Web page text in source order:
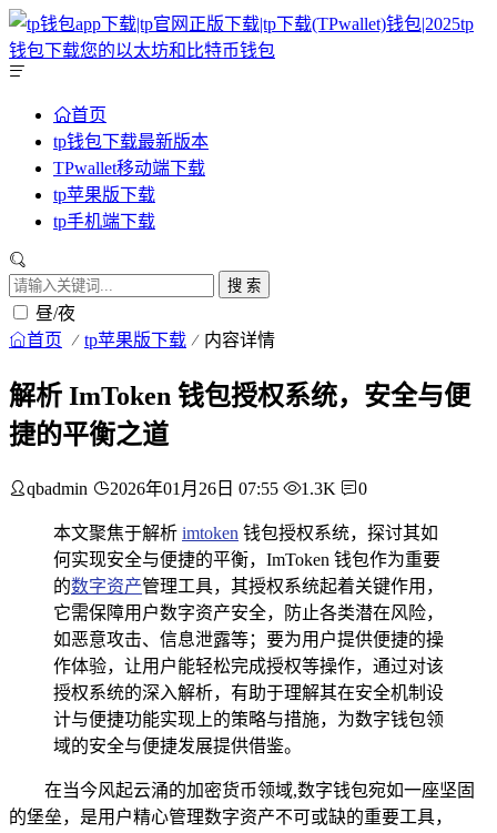
首页
tp钱包下载最新版本
TPwallet移动端下载
tp苹果版下载
tp手机端下载
搜 索
昼/夜
首页 tp苹果版下载 内容详情
解析 ImToken 钱包授权系统，安全与便
捷的平衡之道
qbadmin 2026年01月26日 07:55 1.3K 0
本文聚焦于解析 imtoken 钱包授权系统，探讨其如
何实现安全与便捷的平衡，ImToken 钱包作为重要
的数字资产管理工具，其授权系统起着关键作用，
它需保障用户数字资产安全，防止各类潜在风险，
如恶意攻击、信息泄露等；要为用户提供便捷的操
作体验，让用户能轻松完成授权等操作，通过对该
授权系统的深入解析，有助于理解其在安全机制设
计与便捷功能实现上的策略与措施，为数字钱包领
域的安全与便捷发展提供借鉴。
在当今风起云涌的加密货币领域,数字钱包宛如一座坚固
的堡垒，是用户精心管理数字资产不可或缺的重要工具，